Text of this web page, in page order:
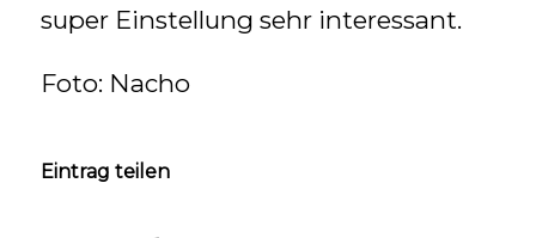
super Einstellung sehr interessant.
Foto: Nacho
Eintrag teilen